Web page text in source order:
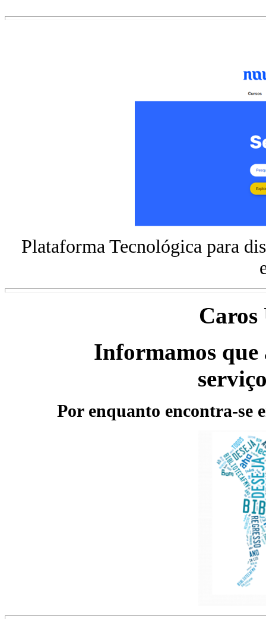
Plataforma Tecnológica para
Caros
Informamos
Por enquanto encontra-se